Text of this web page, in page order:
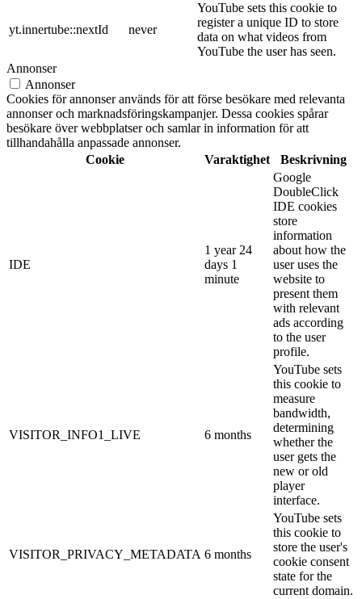
yt.innertube::nextId never
YouTube sets this cookie to
register a unique ID to store
data on what videos from
YouTube the user has seen.
Annonser
Annonser
Cookies för annonser används för att förse besökare med relevanta
annonser och marknadsföringskampanjer. Dessa cookies spårar
besökare över webbplatser och samlar in information för att
tillhandahålla anpassade annonser.
Cookie
Varaktighet Beskrivning
IDE
1 year 24
days 1
minute
Google
DoubleClick
IDE cookies
store
information
about how the
user uses the
website to
present them
with relevant
ads according
to the user
profile.
VISITOR_INFO1_LIVE 6 months
YouTube sets
this cookie to
measure
bandwidth,
determining
whether the
user gets the
new or old
player
interface.
VISITOR_PRIVACY_METADATA 6 months
YouTube sets
this cookie to
store the user's
cookie consent
state for the
current domain.